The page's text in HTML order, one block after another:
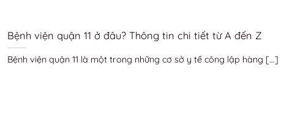
Bệnh viện quận 11 ở đâu? Thông tin chi tiết từ A đến Z
Bệnh viện quận 11 là một trong những cơ sở y tế công lập hàng [...]